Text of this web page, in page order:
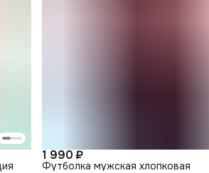
1 990 ₽
Футболка мужская хлопковая